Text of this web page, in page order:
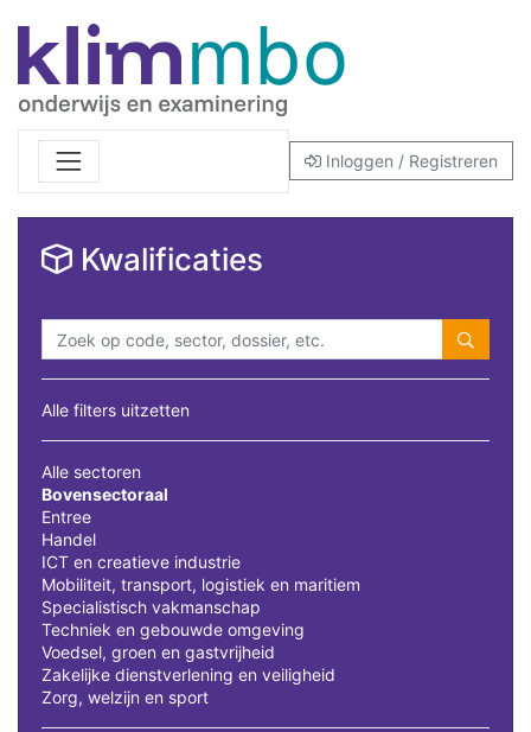
Inloggen / Registreren
Kwalificaties
Alle filters uitzetten
Alle sectoren
Bovensectoraal
Entree
Handel
ICT en creatieve industrie
Mobiliteit, transport, logistiek en maritiem
Specialistisch vakmanschap
Techniek en gebouwde omgeving
Voedsel, groen en gastvrijheid
Zakelijke dienstverlening en veiligheid
Zorg, welzijn en sport